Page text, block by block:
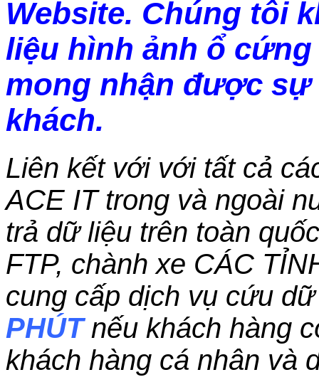
Website. Chúng tôi
liệu hình ảnh ổ
mong nhận được
khách.
Liên kết với với tất cả
ACE IT trong và ngoài
trả dữ liệu trên toàn
FTP, chành xe CÁC
cung cấp dịch vụ cứu
PHÚTnếu khách hàng
khách hàng cá nhân và